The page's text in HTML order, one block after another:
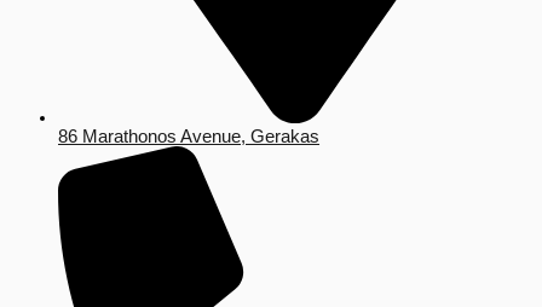
86 Marathonos Avenue, Gerakas